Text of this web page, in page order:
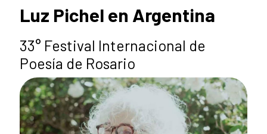
Luz Pichel en Argentina
33° Festival Internacional de
Poesía de Rosario